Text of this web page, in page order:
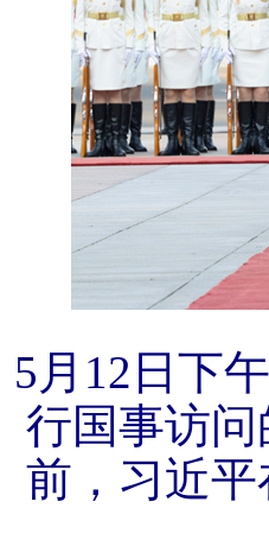
5月12日下
行国事访
前，习近